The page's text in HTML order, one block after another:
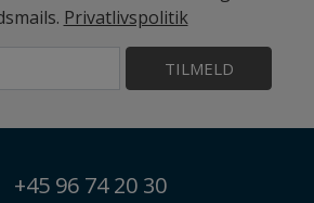
Privatlivspolitik
TILMELD
+45 96 74 20 30